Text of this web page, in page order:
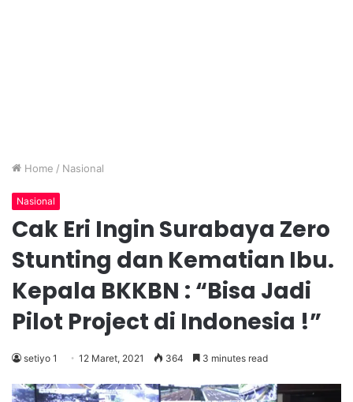
Home / Nasional
Nasional
Cak Eri Ingin Surabaya Zero
Stunting dan Kematian Ibu.
Kepala BKKBN : “Bisa Jadi
Pilot Project di Indonesia !”
setiyo 1 12 Maret, 2021 364 3 minutes read